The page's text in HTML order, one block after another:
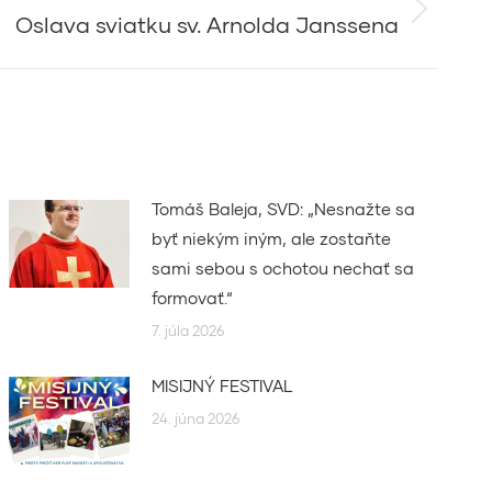
Oslava sviatku sv. Arnolda Janssena
Tomáš Baleja, SVD: „Nesnažte sa
byť niekým iným, ale zostaňte
sami sebou s ochotou nechať sa
formovať.“
7. júla 2026
MISIJNÝ FESTIVAL
24. júna 2026